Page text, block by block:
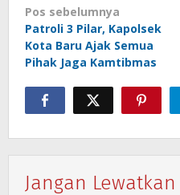
Navigasi
pos
Pos sebelumnya
Patroli 3 Pilar, Kapolsek
Kota Baru Ajak Semua
Pihak Jaga Kamtibmas
Jangan Lewatkan